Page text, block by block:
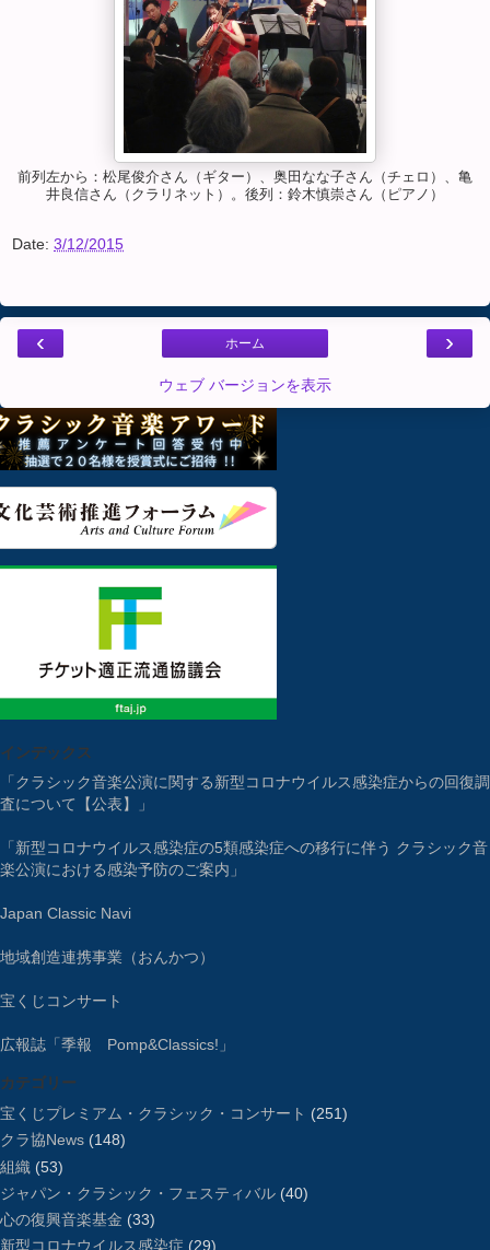
前列左から：松尾俊介さん（ギター）、奥田なな子さん（チェロ）、亀
井良信さん（クラリネット）。後列：鈴木慎崇さん（ピアノ）
Date: 3/12/2015
‹ ›
ホーム
ウェブ バージョンを表示
インデックス
「クラシック音楽公演に関する新型コロナウイルス感染症からの回復調
査について【公表】」
「新型コロナウイルス感染症の5類感染症への移行に伴う クラシック音
楽公演における感染予防のご案内」
Japan Classic Navi
地域創造連携事業（おんかつ）
宝くじコンサート
広報誌「季報 Pomp&Classics!」
カテゴリー
宝くじプレミアム・クラシック・コンサート (251)
クラ協News (148)
組織 (53)
ジャパン・クラシック・フェスティバル (40)
心の復興音楽基金 (33)
新型コロナウイルス感染症 (29)